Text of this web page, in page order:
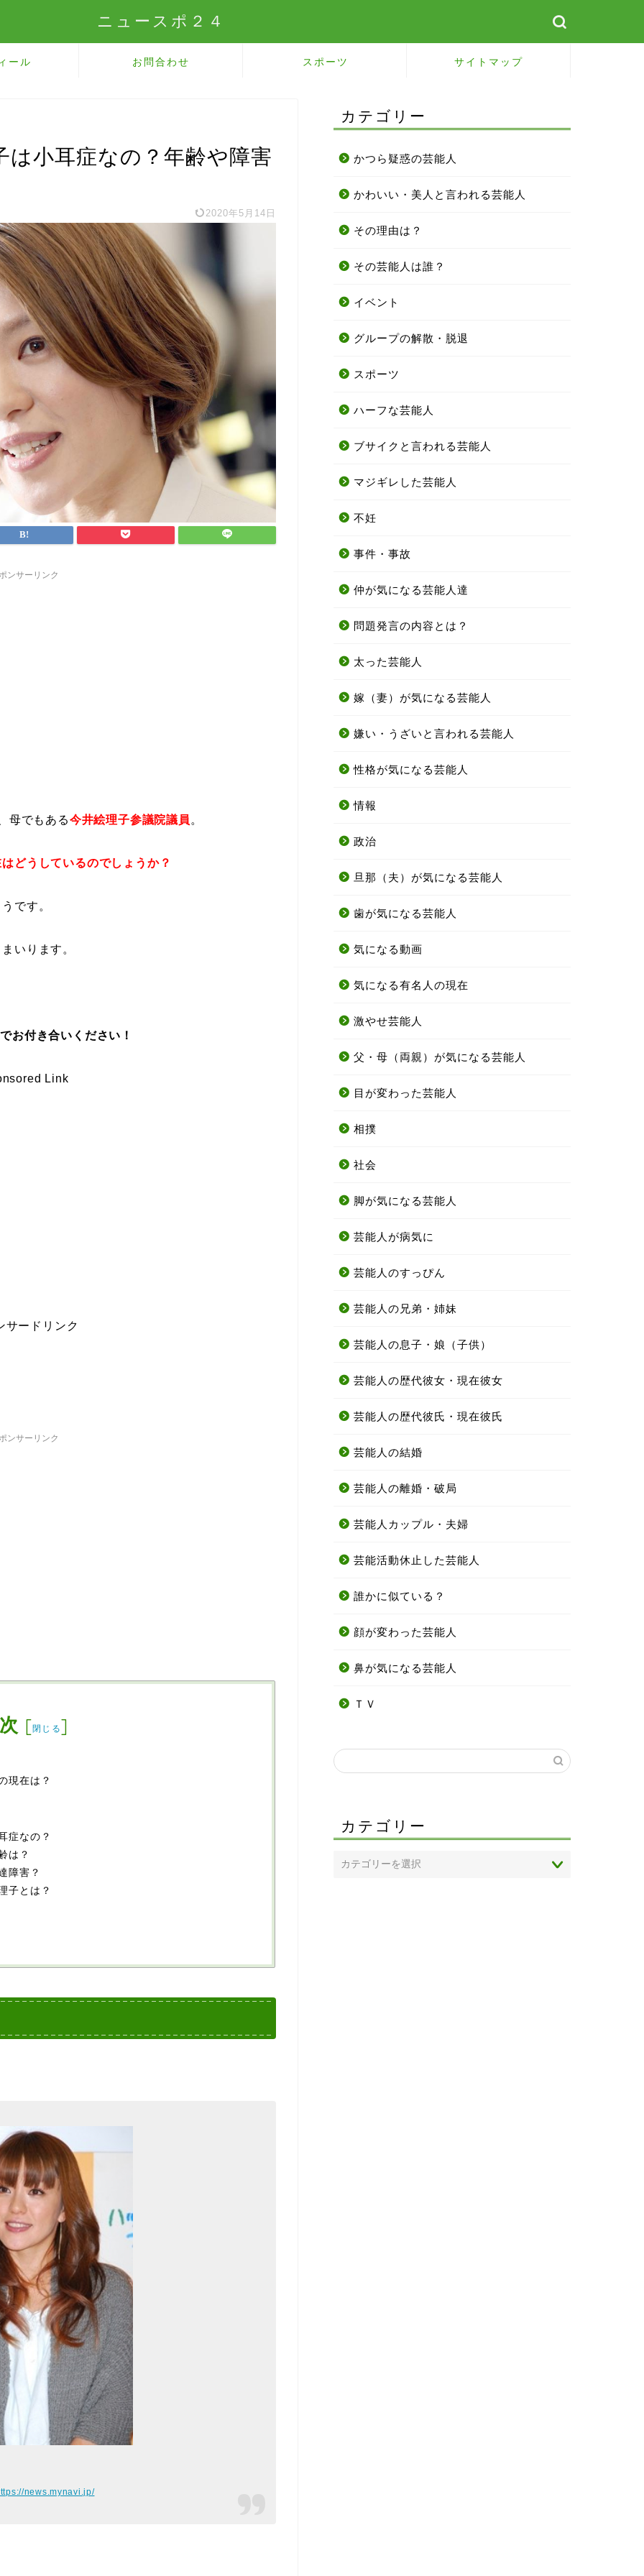
ニュースポ２４
ール お問合わせ スポーツ サイトマップ
は小耳症なの？年齢や障害
2020年5月14日
ンサーリンク
母でもある今井絵理子参議院議員 。
どうしているのでしょうか？
です。
いります。
お付き合いください！
Link
サードリンク
ンサーリンク
[閉じる]
現在は？
症なの？
は？
障害？
子とは？
news.mynavi.jp/
カテゴリー
かつら疑惑の芸能人
かわいい・美人と言われる芸能人
その理由は？
その芸能人は誰？
イベント
グループの解散・脱退
スポーツ
ハーフな芸能人
ブサイクと言われる芸能人
マジギレした芸能人
不妊
事件・事故
仲が気になる芸能人達
問題発言の内容とは？
太った芸能人
嫁（妻）が気になる芸能人
嫌い・うざいと言われる芸能人
性格が気になる芸能人
情報
政治
旦那（夫）が気になる芸能人
歯が気になる芸能人
気になる動画
気になる有名人の現在
激やせ芸能人
父・母（両親）が気になる芸能人
目が変わった芸能人
相撲
社会
脚が気になる芸能人
芸能人が病気に
芸能人のすっぴん
芸能人の兄弟・姉妹
芸能人の息子・娘（子供）
芸能人の歴代彼女・現在彼女
芸能人の歴代彼氏・現在彼氏
芸能人の結婚
芸能人の離婚・破局
芸能人カップル・夫婦
芸能活動休止した芸能人
誰かに似ている？
顔が変わった芸能人
鼻が気になる芸能人
ＴＶ
カテゴリー